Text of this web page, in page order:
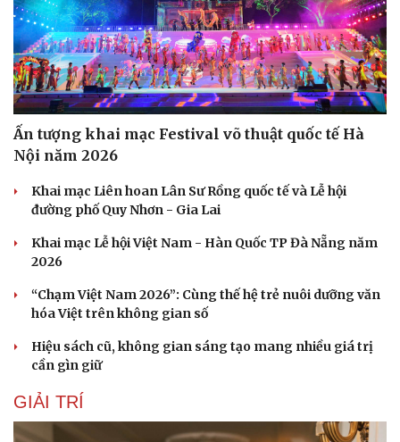
Ấn tượng khai mạc Festival võ thuật quốc tế Hà
Nội năm 2026
Khai mạc Liên hoan Lân Sư Rồng quốc tế và Lễ hội
đường phố Quy Nhơn - Gia Lai
Khai mạc Lễ hội Việt Nam - Hàn Quốc TP Đà Nẵng năm
2026
“Chạm Việt Nam 2026”: Cùng thế hệ trẻ nuôi dưỡng văn
hóa Việt trên không gian số
Hiệu sách cũ, không gian sáng tạo mang nhiều giá trị
cần gìn giữ
GIẢI TRÍ